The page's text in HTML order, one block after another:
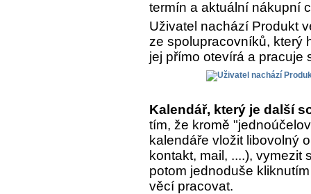
termín a aktuální nákupní
Uživatel nachází Produkt
ze spolupracovníků, který
jej přímo otevírá a pracuje
Kalendář, který je další
tím, že kromě
kalendáře vložit libovolný
kontakt, mail, ....), vymezit
potom jednoduše
věcí pracovat.